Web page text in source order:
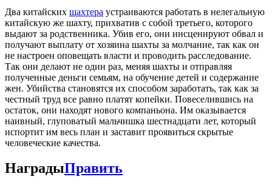
Два китайских шахтера устраиваются работать в нелегальную
китайскую же шахту, прихватив с собой третьего, которого
выдают за родственника. Убив его, они инсценируют обвал и
получают выплату от хозяина шахты за молчание, так как он
не настроен оповещать власти и проводить расследование.
Так они делают не один раз, меняя шахты и отправляя
полученные деньги семьям, на обучение детей и содержание
жен. Убийства становятся их способом заработать, так как за
честный труд все равно платят копейки. Повеселившись на
остаток, они находят нового компаньона. Им оказывается
наивный, глуповатый мальчишка шестнадцати лет, который
испортит им весь план и заставит проявиться скрытые
человеческие качества.
НаградыПравить